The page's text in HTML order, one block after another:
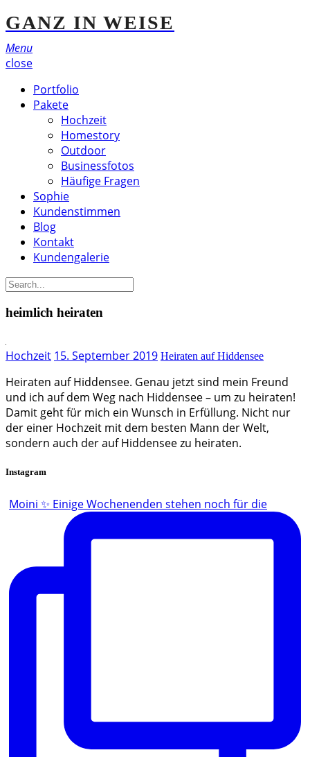
GANZ IN WEISE
Menu
close
Portfolio
Pakete
Hochzeit
Homestory
Outdoor
Businessfotos
Häufige Fragen
Sophie
Kundenstimmen
Blog
Kontakt
Kundengalerie
heimlich heiraten
Hochzeit 15. September 2019 Heiraten auf Hiddensee
Heiraten auf Hiddensee. Genau jetzt sind mein Freund
und ich auf dem Weg nach Hiddensee – um zu heiraten!
Damit geht für mich ein Wunsch in Erfüllung. Nicht nur
der einer Hochzeit mit dem besten Mann der Welt,
sondern auch der auf Hiddensee zu heiraten.
Instagram
Moini ✨ Einige Wochenenden stehen noch für die